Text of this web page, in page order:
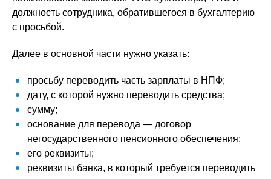
должность сотрудника, обратившегося в бухгалтерию
с просьбой.
Далее в основной части нужно указать:
просьбу переводить часть зарплаты в НПФ;
дату, с которой нужно переводить средства;
сумму;
основание для перевода — договор
негосударственного пенсионного обеспечения;
его реквизиты;
реквизиты банка, в который требуется переводить